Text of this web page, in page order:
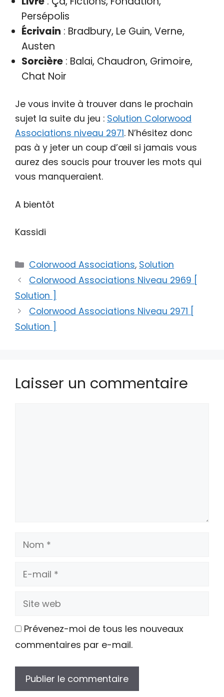
Persépolis
Écrivain : Bradbury, Le Guin, Verne,
Austen
Sorcière: Balai, Chaudron, Grimoire,
Chat Noir
Je vous invite à trouver dans le prochain
sujet la suite du jeu : Solution Colorwood
Associations niveau 2971. N’hésitez donc
pas à y jeter un coup d’œil si jamais vous
aurez des soucis pour trouver les mots qui
vous manqueraient.
A bientôt
Kassidi
Catégories
Colorwood Associations, Solution
Colorwood Associations Niveau 2969 [
Solution ]
Colorwood Associations Niveau 2971 [
Solution ]
Laisser un commentaire
Nom
E-
Site
Prévenez-moi de tous les nouveaux
commentaires par e-mail.